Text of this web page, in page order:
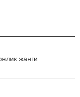
жанги